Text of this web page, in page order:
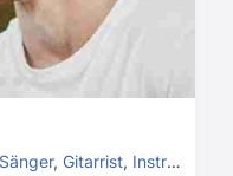
Sänger, Gitarrist, Instrumentalmusik